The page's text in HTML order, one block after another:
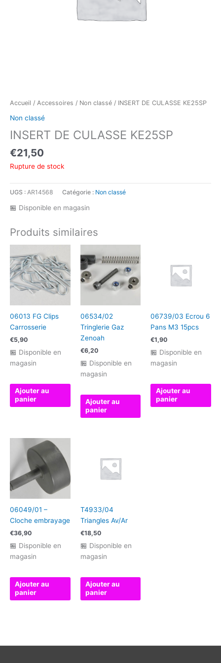
Accueil / Accessoires / Non classé / INSERT DE CULASSE KE25SP
Non classé
INSERT DE CULASSE KE25SP
€21,50
Rupture de stock
UGS : AR14568 Catégorie : Non classé
🏪 Disponible en magasin
Produits similaires
06013 FG Clips
Carrosserie
€5,90
🏪 Disponible en
magasin
Ajouter au
panier
06534/02
Tringlerie Gaz
Zenoah
€6,20
🏪 Disponible en
magasin
Ajouter au
panier
06739/03 Ecrou 6
Pans M3 15pcs
€1,90
🏪 Disponible en
magasin
Ajouter au
panier
06049/01 –
Cloche embrayage
€36,90
🏪 Disponible en
magasin
Ajouter au
panier
T4933/04
Triangles Av/Ar
€18,50
🏪 Disponible en
magasin
Ajouter au
panier